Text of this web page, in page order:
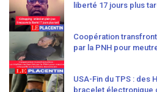
liberté 17 jours plus
Coopération
par la PNH pour
USA-Fin du TPS : des
bracelet électronique